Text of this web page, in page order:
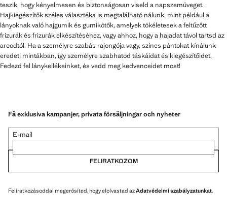
teszik, hogy kényelmesen és biztonságosan viseld a napszemüveget.
Hajkiegészítők széles választéka is megtalálható nálunk, mint például a
lányoknak való hajgumik és gumikötők, amelyek tökéletesek a feltűzött
frizurák és frizurák elkészítéséhez, vagy ahhoz, hogy a hajadat távol tartsd az
arcodtól. Ha a személyre szabás rajongója vagy, színes pántokat kínálunk
eredeti mintákban, így személyre szabhatod táskáidat és kiegészítőidet.
Fedezd fel lánykellékeinket, és vedd meg kedvenceidet most!
Få exklusiva kampanjer, privata försäljningar och nyheter
E-mail
FELIRATKOZOM
Feliratkozásoddal megerősíted, hogy elolvastad azAdatvédelmi szabályzatunkat.